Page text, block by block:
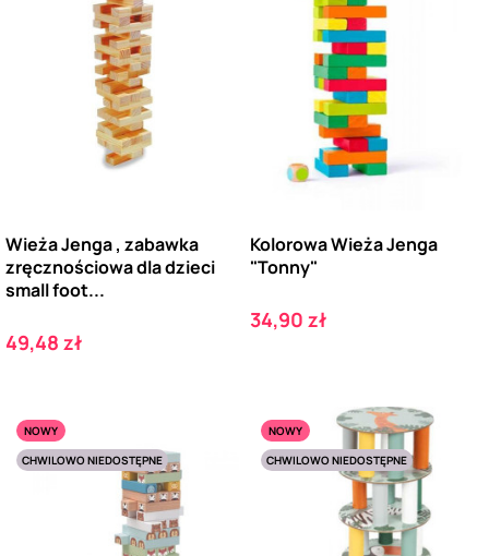
Wieża Jenga , zabawka
zręcznościowa dla dzieci
small foot...
Cena
49,48 zł
Kolorowa Wieża Jenga
"Tonny"
Cena
34,90 zł
NOWY
CHWILOWO NIEDOSTĘPNE
NOWY
CHWILOWO NIEDOSTĘPNE